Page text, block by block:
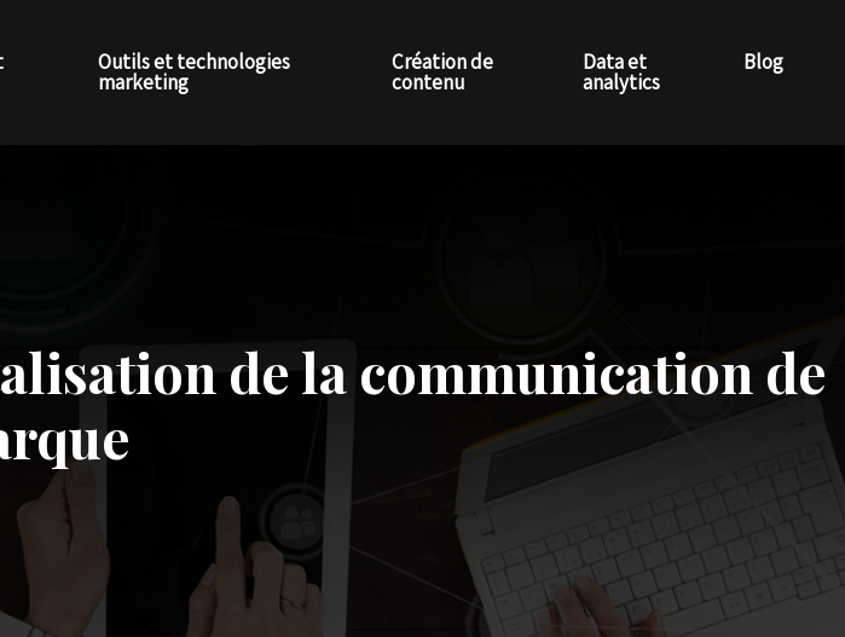
Outils et technologies
marketing
Création de
contenu
Data et
analytics
Blog
de la communication de